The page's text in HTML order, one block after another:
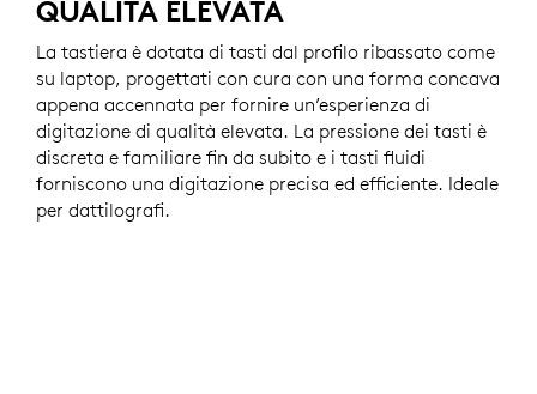
QUALITÀ ELEVATA
La tastiera è dotata di tasti dal profilo ribassato come
su laptop, progettati con cura con una forma concava
appena accennata per fornire un’esperienza di
digitazione di qualità elevata. La pressione dei tasti è
discreta e familiare fin da subito e i tasti fluidi
forniscono una digitazione precisa ed efficiente. Ideale
per dattilografi.